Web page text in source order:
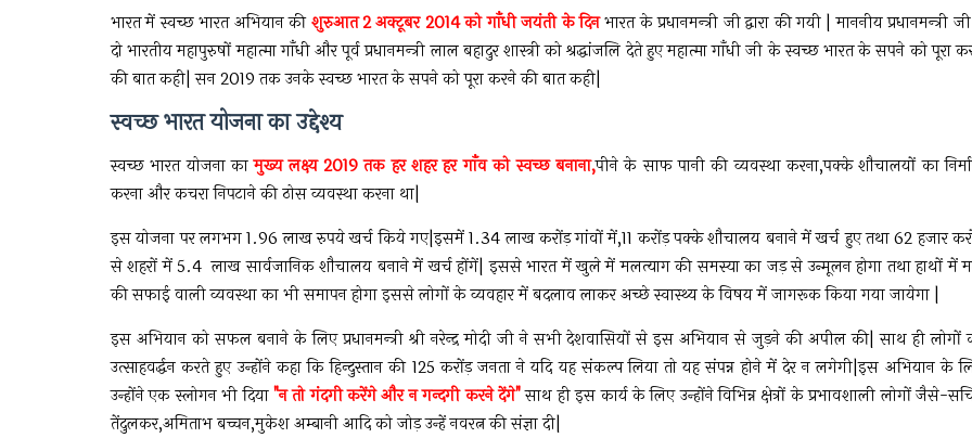
भारत में स्वच्छ भारत अभियान कीशुरुआत2 अक्टूबर 2014 को गाँधी जयंती के दिनभारत के प्रधानमन्त्री जी द्वारा की गयी | माननीय प्रधानमन्त्री
दो भारतीय महापुरुषों महात्मा गाँधी और पूर्व प्रधानमन्त्री लाल बहादुर शास्त्री को श्रद्धांजलि देते हुए महात्मा गाँधी जी के स्वच्छ भारत के सपने को पूरा
की बात कही| सन 2019 तक उनके स्वच्छ भारत के सपने को पूरा करने की बात कही|
स्वच्छ भारत योजना का उद्देश्य
स्वच्छ भारत योजना का मुख्य लक्ष्य 2019 तक हर शहर हर गाँव को स्वच्छ बनाना,पीने के साफ पानी की व्यवस्था करना,पक्के शौचालयों का
करना और कचरा निपटाने की ठोस व्यवस्था करना था|
इस योजना पर लगभग 1.96 लाख रुपये खर्च किये गए|इसमें 1.34 लाख करोंड़ गांवों में,11 करोंड़ पक्के शौचालय बनाने में खर्च हुए तथा 62 हजार
से शहरों में 5.4 लाख सार्वजानिक शौचालय बनाने में खर्च होंगें| इससे भारत में खुले में मलत्याग की समस्या का जड़ से उन्मूलन होगा तथा हाथों में
की सफाई वाली व्यवस्था का भी समापन होगा इससे लोगों के व्यवहार में बदलाव लाकर अच्छे स्वास्थ्य के विषय में जागरूक किया गया जायेगा |
इस अभियान को सफल बनाने के लिए प्रधानमन्त्री श्री नरेन्द्र मोदी जी ने सभी देशवासियों से इस अभियान से जुड़ने की अपील की| साथ ही लोगों
उत्साहवर्द्धन करते हुए उन्होंने कहा कि हिन्दुस्तान की 125 करोंड़ जनता ने यदि यह संकल्प लिया तो यह संपन्न होने में देर न लगेगी|इस अभियान के
उन्होंने एक स्लोगन भी दिया"न तो गंदगी करेंगे और न गन्दगी करने देंगे"साथ ही इस कार्य के लिए उन्होंने विभिन्न क्षेत्रों के प्रभावशाली लोगों जैसे-
तेंदुलकर,अमिताभ बच्चन,मुकेश अम्बानी आदि को जोड़ उन्हें नवरत्न की संज्ञा दी|